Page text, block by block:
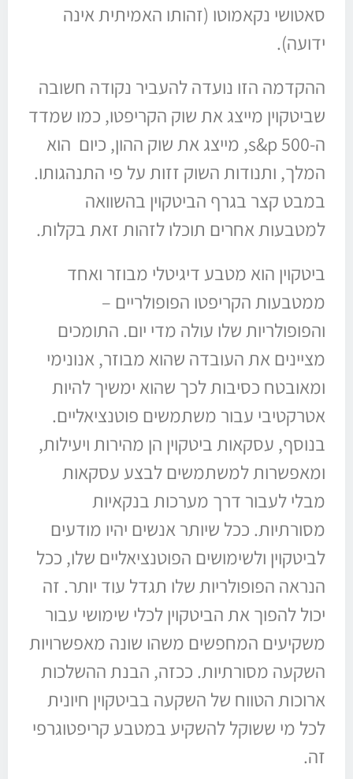
סאטושי נקאמוטו (זהותו האמיתית אינה
ידועה).
ההקדמה הזו נועדה להעביר נקודה חשובה
שביטקוין מייצג את שוק הקריפטו, כמו שמדד
ה-s&p 500, מייצג את שוק ההון, כיום הוא
המלך, ותנודות השוק זזות על פי התנהגותו.
במבט קצר בגרף הביטקוין בהשוואה
למטבעות אחרים תוכלו לזהות זאת בקלות.
ביטקוין הוא מטבע דיגיטלי מבוזר ואחד
ממטבעות הקריפטו הפופולריים –
והפופולריות שלו עולה מדי יום. התומכים
מציינים את העובדה שהוא מבוזר, אנונימי
ומאובטח כסיבות לכך שהוא ימשיך להיות
אטרקטיבי עבור משתמשים פוטנציאליים.
בנוסף, עסקאות ביטקוין הן מהירות ויעילות,
ומאפשרות למשתמשים לבצע עסקאות
מבלי לעבור דרך מערכות בנקאיות
מסורתיות. ככל שיותר אנשים יהיו מודעים
לביטקוין ולשימושים הפוטנציאליים שלו, ככל
הנראה הפופולריות שלו תגדל עוד יותר. זה
יכול להפוך את הביטקוין לכלי שימושי עבור
משקיעים המחפשים משהו שונה מאפשרויות
השקעה מסורתיות. ככזה, הבנת ההשלכות
ארוכות הטווח של השקעה בביטקוין חיונית
לכל מי ששוקל להשקיע במטבע קריפטוגרפי
זה.